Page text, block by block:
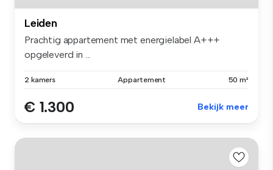
Leiden
Prachtig appartement met energielabel A+++
opgeleverd in ...
2 kamers Appartement 50 m²
€ 1.300 Bekijk meer